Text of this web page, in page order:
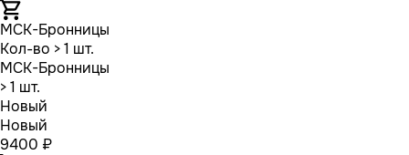
МСК-Бронницы
Кол-во > 1 шт.
МСК-Бронницы
> 1 шт.
Новый
Новый
9400 ₽